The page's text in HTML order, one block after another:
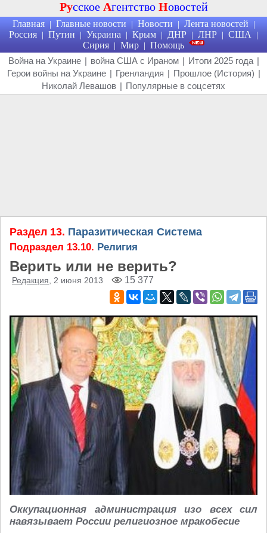
Русское Агентство Новостей
Главная | Главные новости | Новости | Лента новостей |
Россия | Путин | Украина | Крым | ДНР | ЛНР | США |
Сирия | Мир | Помощь
Война на Украине | война США с Ираном | Итоги 2025 года |
Герои войны на Украине | Гренландия | Прошлое (История) |
Николай Левашов | Популярные в соцсетях
Раздел 13. Паразитическая Система
Подраздел 13.10. Религия
Верить или не верить?
Редакция , 2 июня 2013 15 377
Оккупационная администрация изо всех сил
навязывает России религиозное мракобесие